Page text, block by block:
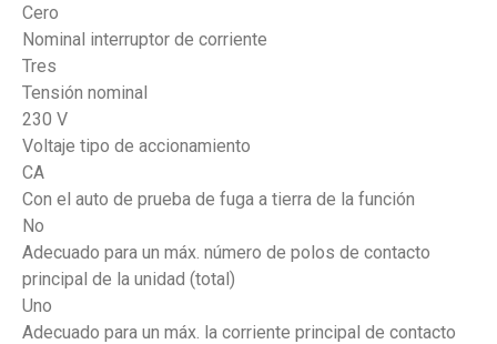
Cero
Nominal interruptor de corriente
Tres
Tensión nominal
230 V
Voltaje tipo de accionamiento
CA
Con el auto de prueba de fuga a tierra de la función
No
Adecuado para un máx. número de polos de contacto
principal de la unidad (total)
Uno
Adecuado para un máx. la corriente principal de contacto